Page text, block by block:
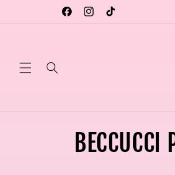
direttamenteFacebookInstagramTikTok
C
BECCUCCI